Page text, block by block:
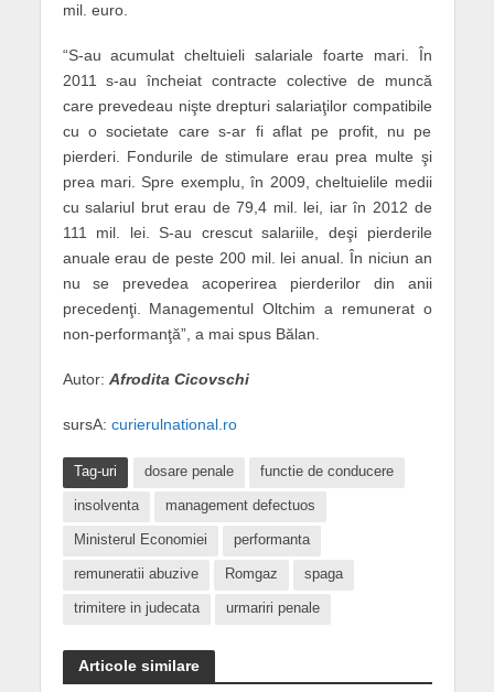
mil. euro.
“S-au acumulat cheltuieli salariale foarte mari. În
2011 s-au încheiat contracte colective de muncă
care prevedeau nişte drepturi salariaţilor compatibile
cu o societate care s-ar fi aflat pe profit, nu pe
pierderi. Fondurile de stimulare erau prea multe şi
prea mari. Spre exemplu, în 2009, cheltuielile medii
cu salariul brut erau de 79,4 mil. lei, iar în 2012 de
111 mil. lei. S-au crescut salariile, deşi pierderile
anuale erau de peste 200 mil. lei anual. În niciun an
nu se prevedea acoperirea pierderilor din anii
precedenţi. Managementul Oltchim a remunerat o
non-performanţă”, a mai spus Bălan.
Autor: Afrodita Cicovschi
sursA: curierulnational.ro
Tag-uri dosare penale functie de conducere
insolventa management defectuos
Ministerul Economiei performanta
remuneratii abuzive Romgaz spaga
trimitere in judecata urmariri penale
Articole similare